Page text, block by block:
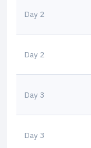
Day 2
Day 2
Day 3
Day 3